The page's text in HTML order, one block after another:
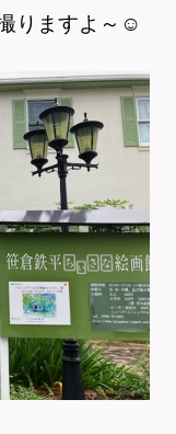
りますよ～ ☺